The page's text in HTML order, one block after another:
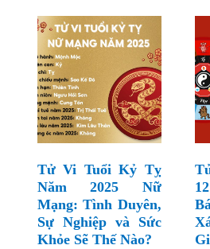
Tử Vi Tuổi Kỷ Tỵ
Năm 2025 Nữ
Mạng: Tình Duyên,
Sự Nghiệp và Sức
Khỏe Sẽ Thế Nào?